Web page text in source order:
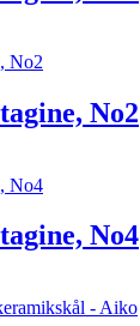
No2
No4